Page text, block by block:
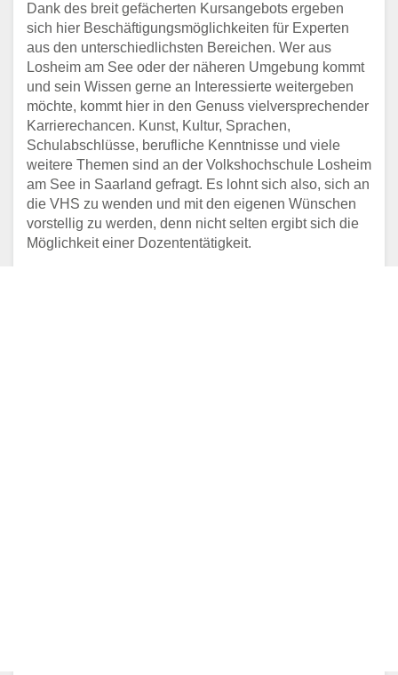
Dank des breit gefächerten Kursangebots ergeben
sich hier Beschäftigungsmöglichkeiten für Experten
aus den unterschiedlichsten Bereichen. Wer aus
Losheim am See oder der näheren Umgebung kommt
und sein Wissen gerne an Interessierte weitergeben
möchte, kommt hier in den Genuss vielversprechender
Karrierechancen. Kunst, Kultur, Sprachen,
Schulabschlüsse, berufliche Kenntnisse und viele
weitere Themen sind an der Volkshochschule Losheim
am See in Saarland gefragt. Es lohnt sich also, sich an
die VHS zu wenden und mit den eigenen Wünschen
vorstellig zu werden, denn nicht selten ergibt sich die
Möglichkeit einer Dozententätigkeit.